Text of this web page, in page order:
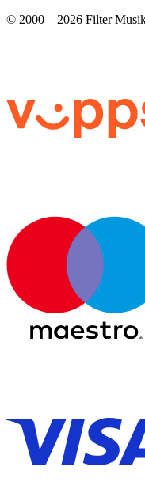
© 2000 – 2026 Filter